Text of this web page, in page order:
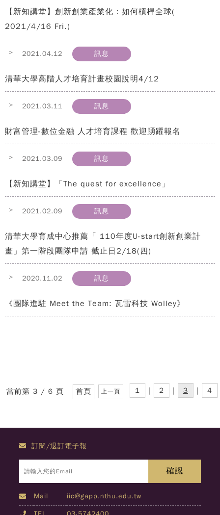
【新知講堂】創新創業產業化：如何槓桿全球(
2021/4/16 Fri.)
> 2021.04.12 訊息
清華大學高階人才培育計畫校園說明4/12
> 2021.03.11 訊息
財富管理-數位金融 人才培育課程 歡迎踴躍報名
> 2021.03.09 訊息
【新知講堂】「The quest for excellence」
> 2021.02.09 訊息
清華大學育成中心推薦「 110年度U-start創新創業計
畫」第一階段團隊申請 截止日2/18(四)
> 2020.11.02 訊息
《團隊進駐 Meet the Team: 瓦雷科技 Wolley》
當前第 3 / 6 頁 首頁 上一頁 1 | 2 | 3 | 4
訂閱/退訂電子報
Mail iic@gapp.nthu.edu.tw